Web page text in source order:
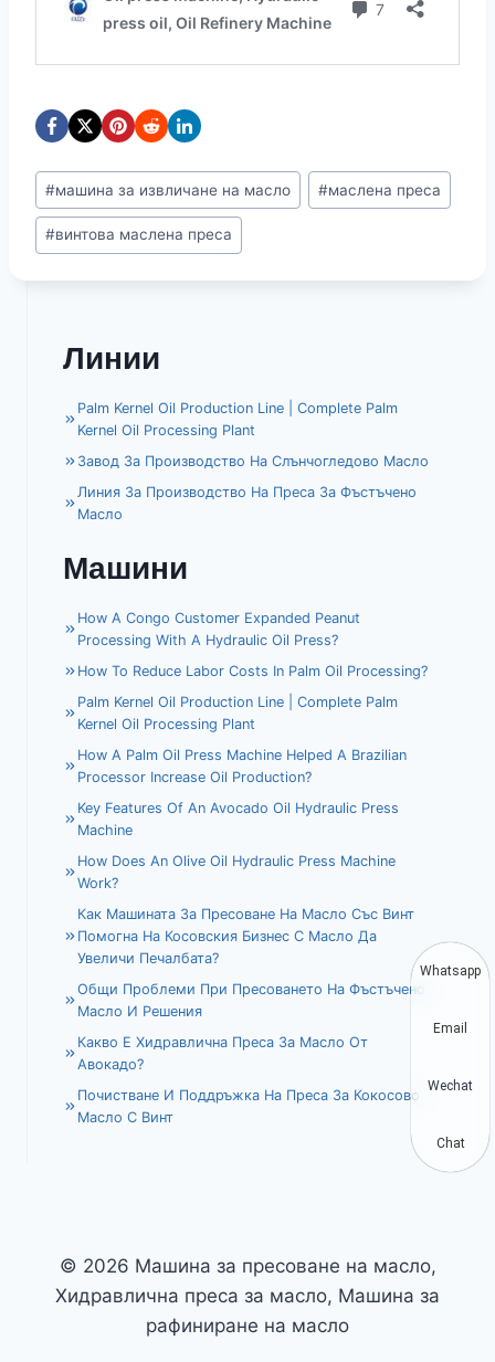
Етикети
на
публикацията:
#машина за извличане на масло #маслена преса
#винтова маслена преса
Линии
Palm Kernel Oil Production Line | Complete Palm
Kernel Oil Processing Plant
Завод За Производство На Слънчогледово Масло
Линия За Производство На Преса За Фъстъчено
Масло
Машини
How A Congo Customer Expanded Peanut
Processing With A Hydraulic Oil Press?
How To Reduce Labor Costs In Palm Oil Processing?
Palm Kernel Oil Production Line | Complete Palm
Kernel Oil Processing Plant
How A Palm Oil Press Machine Helped A Brazilian
Processor Increase Oil Production?
Key Features Of An Avocado Oil Hydraulic Press
Machine
How Does An Olive Oil Hydraulic Press Machine
Work?
Как Машината За Пресоване На Масло Със Винт
Помогна На Косовския Бизнес С Масло Да
Увеличи Печалбата?
Общи Проблеми При Пресоването На Фъстъчено
Масло И Решения
Какво Е Хидравлична Преса За Масло От
Авокадо?
Почистване И Поддръжка На Преса За Кокосово
Масло С Винт
© 2026 Машина за пресоване на масло,
Хидравлична преса за масло, Машина за
рафиниране на масло
Whatsapp
Email
Wechat
Chat